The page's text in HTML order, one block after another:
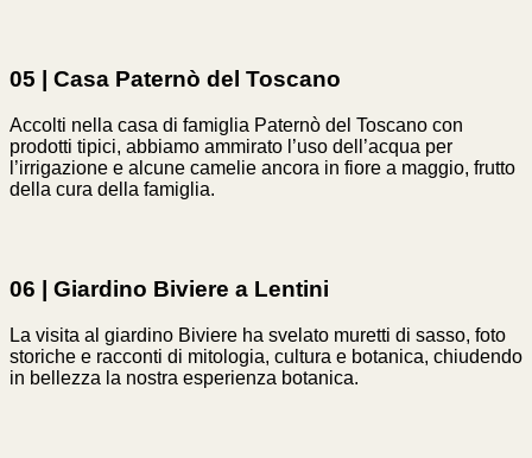
05 | Casa Paternò del Toscano
Accolti nella casa di famiglia Paternò del Toscano con
prodotti tipici, abbiamo ammirato l’uso dell’acqua per
l’irrigazione e alcune camelie ancora in fiore a maggio, frutto
della cura della famiglia.
06 | Giardino Biviere a Lentini
La visita al giardino Biviere ha svelato muretti di sasso, foto
storiche e racconti di mitologia, cultura e botanica, chiudendo
in bellezza la nostra esperienza botanica.